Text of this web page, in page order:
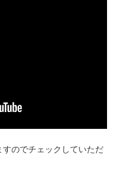
のでチェックしていただ